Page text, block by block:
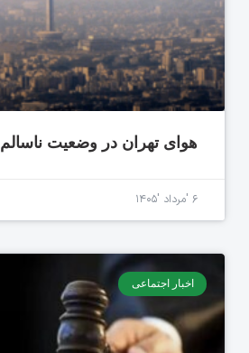
هوای تهران در وضعیت ناسالم
۶ 'مرداد '۱۴۰۵
اخبار اجتماعی